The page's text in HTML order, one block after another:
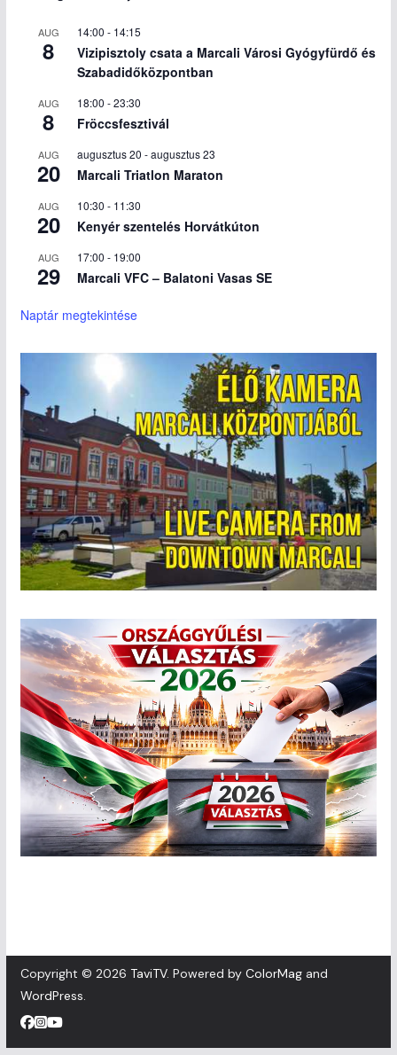
AUG
8
14:00 - 14:15
Vizipisztoly csata a Marcali Városi Gyógyfürdő és
Szabadidőközpontban
AUG
8
18:00 -23:30
Fröccsfesztivál
AUG
20
augusztus 20 -augusztus 23
Marcali Triatlon Maraton
AUG
20
10:30 - 11:30
Kenyér szentelés Horvátkúton
AUG
29
17:00 - 19:00
Marcali VFC – Balatoni Vasas SE
Naptár megtekintése
Copyright © 2026 TaviTV. Powered by ColorMagand
WordPress.